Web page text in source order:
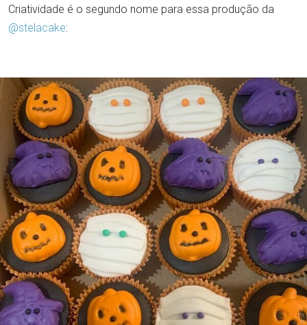
Criatividade é o segundo nome para essa produção da
@stelacake: